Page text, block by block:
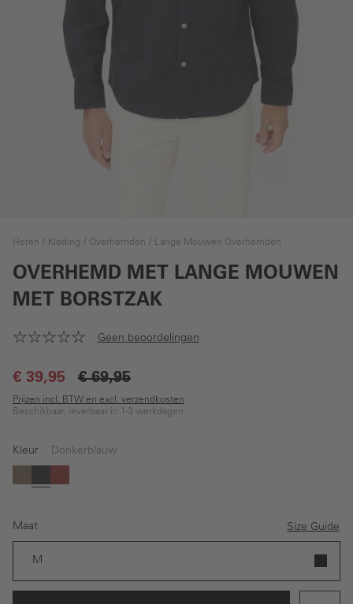
Heren Kleding Overhemden Lange Mouwen Overhemden
OVERHEMD MET LANGE MOUWEN
MET BORSTZAK
Geen beoordelingen
€ 39,95 € 69,95
Prijzen incl. BTW en excl. verzendkosten
Beschikbaar, leverbaar in 1-3 werkdagen
Kleur Donkerblauw
GroenDonkerblauw
Rood
Maat Size Guide
M